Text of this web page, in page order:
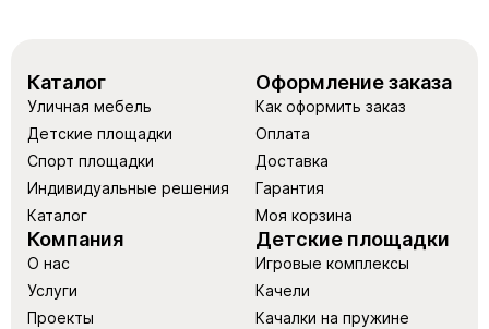
Каталог
Уличная мебель
Детские площадки
Спорт площадки
Индивидуальные решения
Каталог
Оформление заказа
Как оформить заказ
Оплата
Доставка
Гарантия
Моя корзина
Компания
О нас
Услуги
Проекты
Детские площадки
Игровые комплексы
Качели
Качалки на пружине